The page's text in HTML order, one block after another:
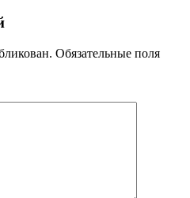
Обязательные поля